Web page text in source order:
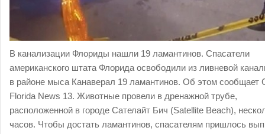
В канализации Флориды нашли 19 ламантинов. Спасатели
американского штата Флорида освободили из ливневой
в районе мыса Канаверал 19 ламантинов. Об этом сообщает
Florida News 13. Животные провели в дренажной трубе,
расположенной в городе Сателайт Бич (Satellite Beach),
часов. Чтобы достать ламантинов, спасателям пришлось